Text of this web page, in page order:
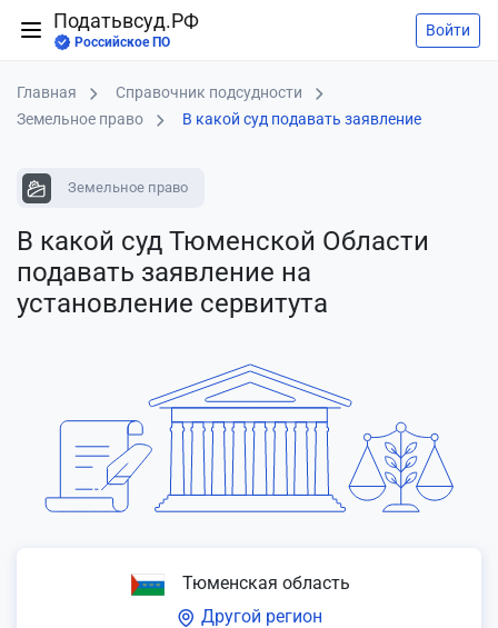
Податьвсуд.РФ
Российское ПО
Войти
Главная
Справочник подсудности
Земельное право
В какой суд подавать заявление
Земельное право
В какой суд Тюменской Области
подавать заявление на
установление сервитута
Тюменская область
Другой регион